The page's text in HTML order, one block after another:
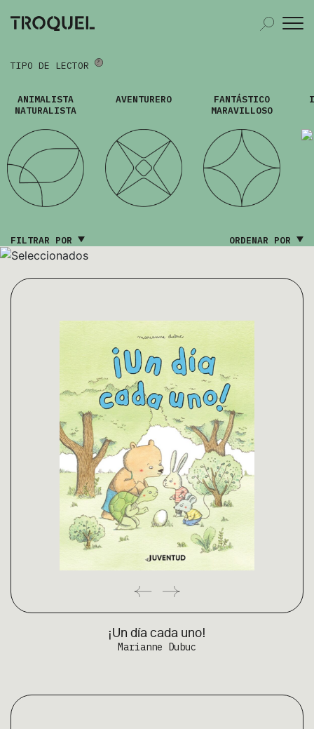
TIPO DE LECTOR
ANIMALISTA
NATURALISTA
AVENTURERO
FANTÁSTICO
MARAVILLOSO
FILTRAR POR ORDENAR POR
¡Un día cada uno!
Marianne Dubuc